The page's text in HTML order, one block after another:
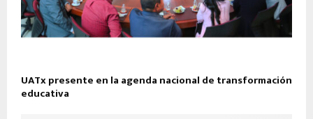
UATx presente en la agenda nacional de transformación
educativa